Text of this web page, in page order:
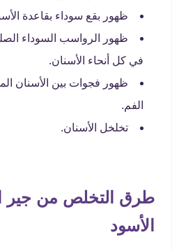
ظهور بقع سوداء بقاعدة
ظهور الرواسب السوداء
في كل أنحاء الأسنان.
ظهور فجوات بين الأسنان
الفم.
تخلخل الأسنان.
طرق التخلص من جير
الأسود